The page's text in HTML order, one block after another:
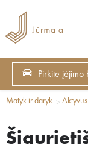
Pirkite įėjimo
Matyk ir daryk